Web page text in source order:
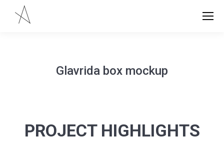
Glavrida box mockup
PROJECT HIGHLIGHTS